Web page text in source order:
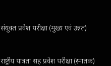
संयुक्त प्रवेश परीक्षा (मुख्य एवं उन्नत)
राष्ट्रीय पात्रता सह प्रवेश परीक्षा (स्नातक)